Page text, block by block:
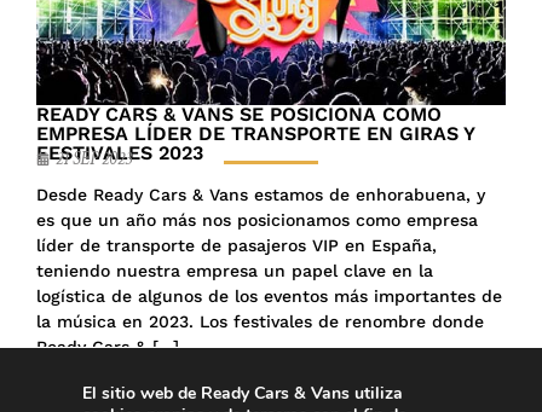
READY CARS & VANS SE POSICIONA COMO
EMPRESA LÍDER DE TRANSPORTE EN GIRAS Y
FESTIVALES 2023
21 SEP 2023
Desde Ready Cars & Vans estamos de enhorabuena, y
es que un año más nos posicionamos como empresa
líder de transporte de pasajeros VIP en España,
teniendo nuestra empresa un papel clave en la
logística de algunos de los eventos más importantes de
la música en 2023. Los festivales de renombre donde
Ready Cars & […]
Leer más >>
El sitio web de Ready Cars & Vans utiliza